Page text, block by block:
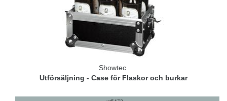
Showtec
Utförsäljning - Case för Flaskor och burkar